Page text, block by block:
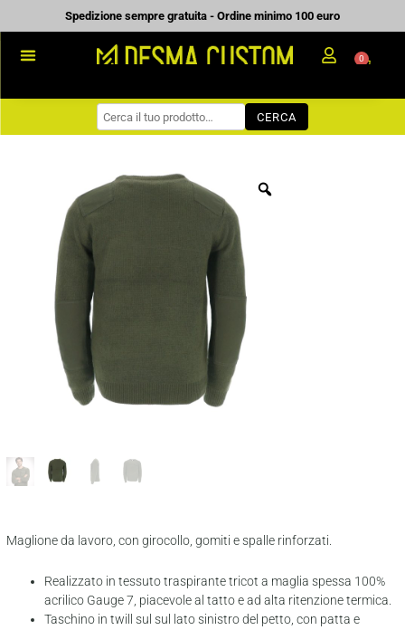
al
contenuto
Spedizione sempre gratuita - Ordine minimo 100 euro
WORKWEAR
PREVENTIVI
CHI SIAMO
BLOG
CONTATTI
0
CERCA
Maglione da lavoro, con girocollo, gomiti e spalle rinforzati.
Realizzato in tessuto traspirante tricot a maglia spessa 100%
acrilico Gauge 7, piacevole al tatto e ad alta ritenzione termica.
Taschino in twill sul sul lato sinistro del petto, con patta e